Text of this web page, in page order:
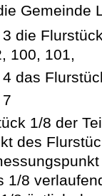
Gemeinde
die
100, 101,
das
1/8 der
des
1/8